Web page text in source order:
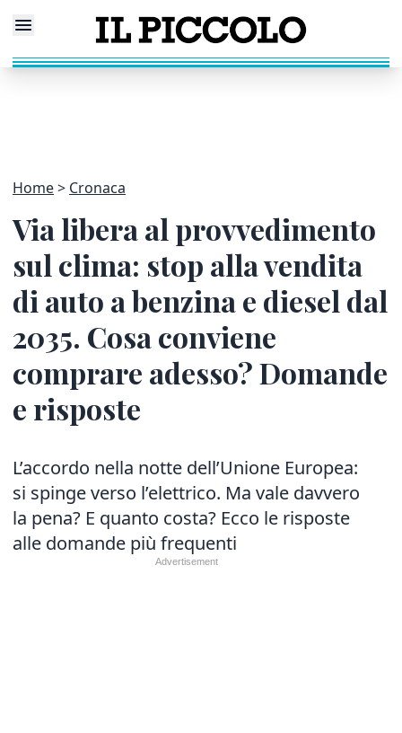
Home Cronaca
Via libera al provvedimento
sul clima: stop alla vendita
di auto a benzina e diesel dal
2035. Cosa conviene
comprare adesso? Domande
e risposte
L’accordo nella notte dell’Unione Europea:
si spinge verso l’elettrico. Ma vale davvero
la pena? E quanto costa? Ecco le risposte
alle domande più frequenti